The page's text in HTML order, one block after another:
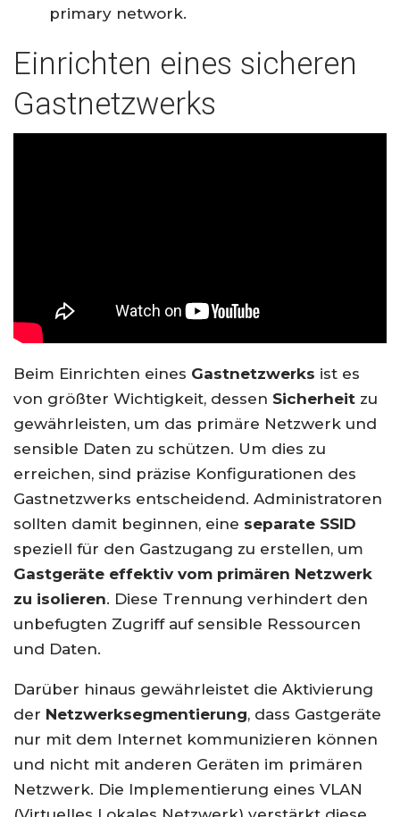
primary network.
Einrichten eines sicheren
Gastnetzwerks
Beim Einrichten eines Gastnetzwerks ist es
von größter Wichtigkeit, dessen Sicherheit zu
gewährleisten, um das primäre Netzwerk und
sensible Daten zu schützen. Um dies zu
erreichen, sind präzise Konfigurationen des
Gastnetzwerks entscheidend. Administratoren
sollten damit beginnen, eine separate SSID
speziell für den Gastzugang zu erstellen, um
Gastgeräte effektiv vom primären Netzwerk
zu isolieren. Diese Trennung verhindert den
unbefugten Zugriff auf sensible Ressourcen
und Daten.
Darüber hinaus gewährleistet die Aktivierung
der Netzwerksegmentierung, dass Gastgeräte
nur mit dem Internet kommunizieren können
und nicht mit anderen Geräten im primären
Netzwerk. Die Implementierung eines VLAN